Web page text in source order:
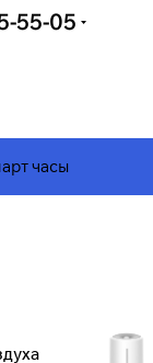
55-05
часы